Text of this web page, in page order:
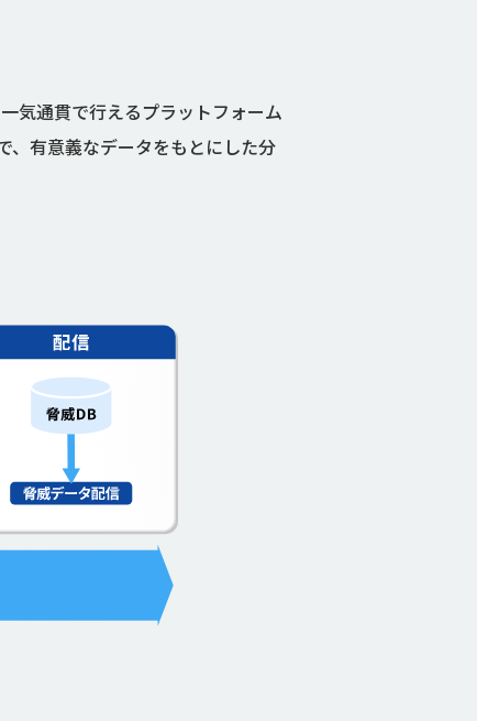
気通貫で行えるプラットフォーム
、有意義なデータをもとにした分